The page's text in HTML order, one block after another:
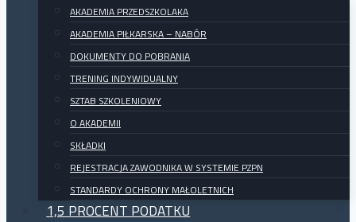
AKADEMIA PRZEDSZKOLAKA
AKADEMIA PIŁKARSKA – NABÓR
DOKUMENTY DO POBRANIA
TRENING INDYWIDUALNY
SZTAB SZKOLENIOWY
O AKADEMII
SKŁADKI
REJESTRACJA ZAWODNIKA W SYSTEMIE PZPN
STANDARDY OCHRONY MAŁOLETNICH
1,5 PROCENT PODATKU